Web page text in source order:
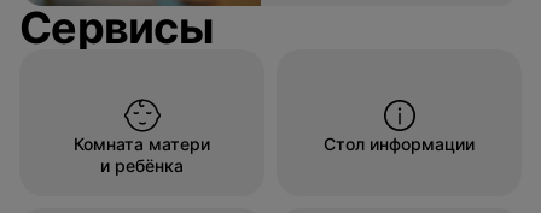
Сервисы
Комната матери
и ребёнка
Стол информации